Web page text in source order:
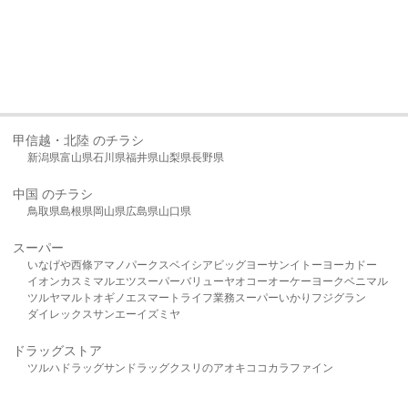
甲信越・北陸 のチラシ
新潟県富山県石川県福井県山梨県長野県
中国 のチラシ
鳥取県島根県岡山県広島県山口県
スーパー
いなげや西條アマノパークスベイシア ビッグヨーサンイトーヨーカドー
イオンカスミ マルエツスーパーバリューヤオコーオーケー ヨークベニマル
ツルヤマルト オギノ エスマート ライフ業務スーパーいかり フジグラン
ダイレックスサンエーイズミヤ
ドラッグストア
ツルハドラッグサンドラッグクスリのアオキ ココカラファイン